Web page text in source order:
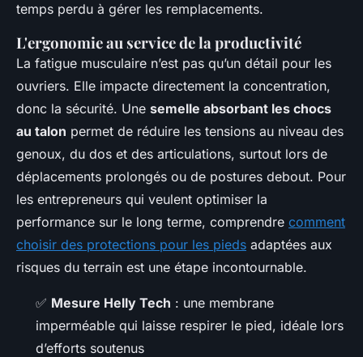
temps perdu à gérer les remplacements.
L'ergonomie au service de la productivité
La fatigue musculaire n’est pas qu’un détail pour les
ouvriers. Elle impacte directement la concentration,
donc la sécurité. Une semelle absorbant les chocs
au talon permet de réduire les tensions au niveau des
genoux, du dos et des articulations, surtout lors de
déplacements prolongés ou de postures debout. Pour
les entrepreneurs qui veulent optimiser la
performance sur le long terme, comprendre comment
choisir des protections pour les pieds adaptées aux
risques du terrain est une étape incontournable.
✅ Mesure Helly Tech : une membrane
imperméable qui laisse respirer le pied, idéale lors
d’efforts soutenus